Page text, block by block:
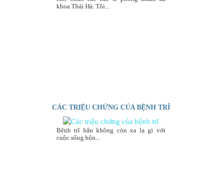
khoa Thái Hà. Tôi...
CÁC TRIỆU CHỨNG CỦA BỆNH TRĨ
Bệnh trĩ hẳn không còn xa lạ gì với
cuộc sống bộn...